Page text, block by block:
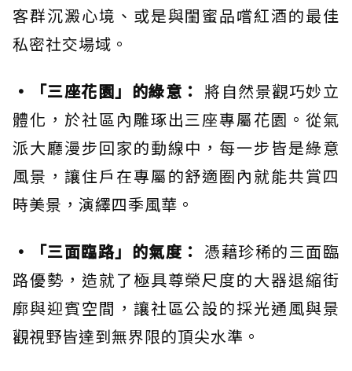
客群沉澱心境、或是與閨蜜品嚐紅酒的最佳
私密社交場域。
•「三座花園」的綠意： 將自然景觀巧妙立
體化，於社區內雕琢出三座專屬花園。從氣
派大廳漫步回家的動線中，每一步皆是綠意
風景，讓住戶在專屬的舒適圈內就能共賞四
時美景，演繹四季風華。
•「三面臨路」的氣度： 憑藉珍稀的三面臨
路優勢，造就了極具尊榮尺度的大器退縮街
廓與迎賓空間，讓社區公設的採光通風與景
觀視野皆達到無界限的頂尖水準。